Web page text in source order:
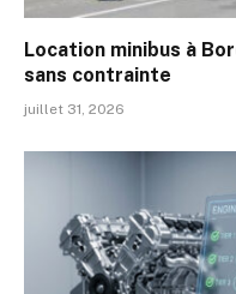
Location minibus à
sans contrainte
juillet 31, 2026